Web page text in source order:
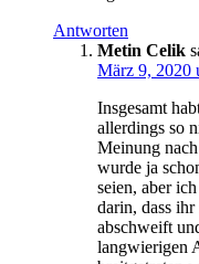
Antworten
Metin Celik
März 9, 2020
Insgesamt
allerdings so
Meinung
wurde ja
seien, aber
darin, dass
abschweift
langwierigen